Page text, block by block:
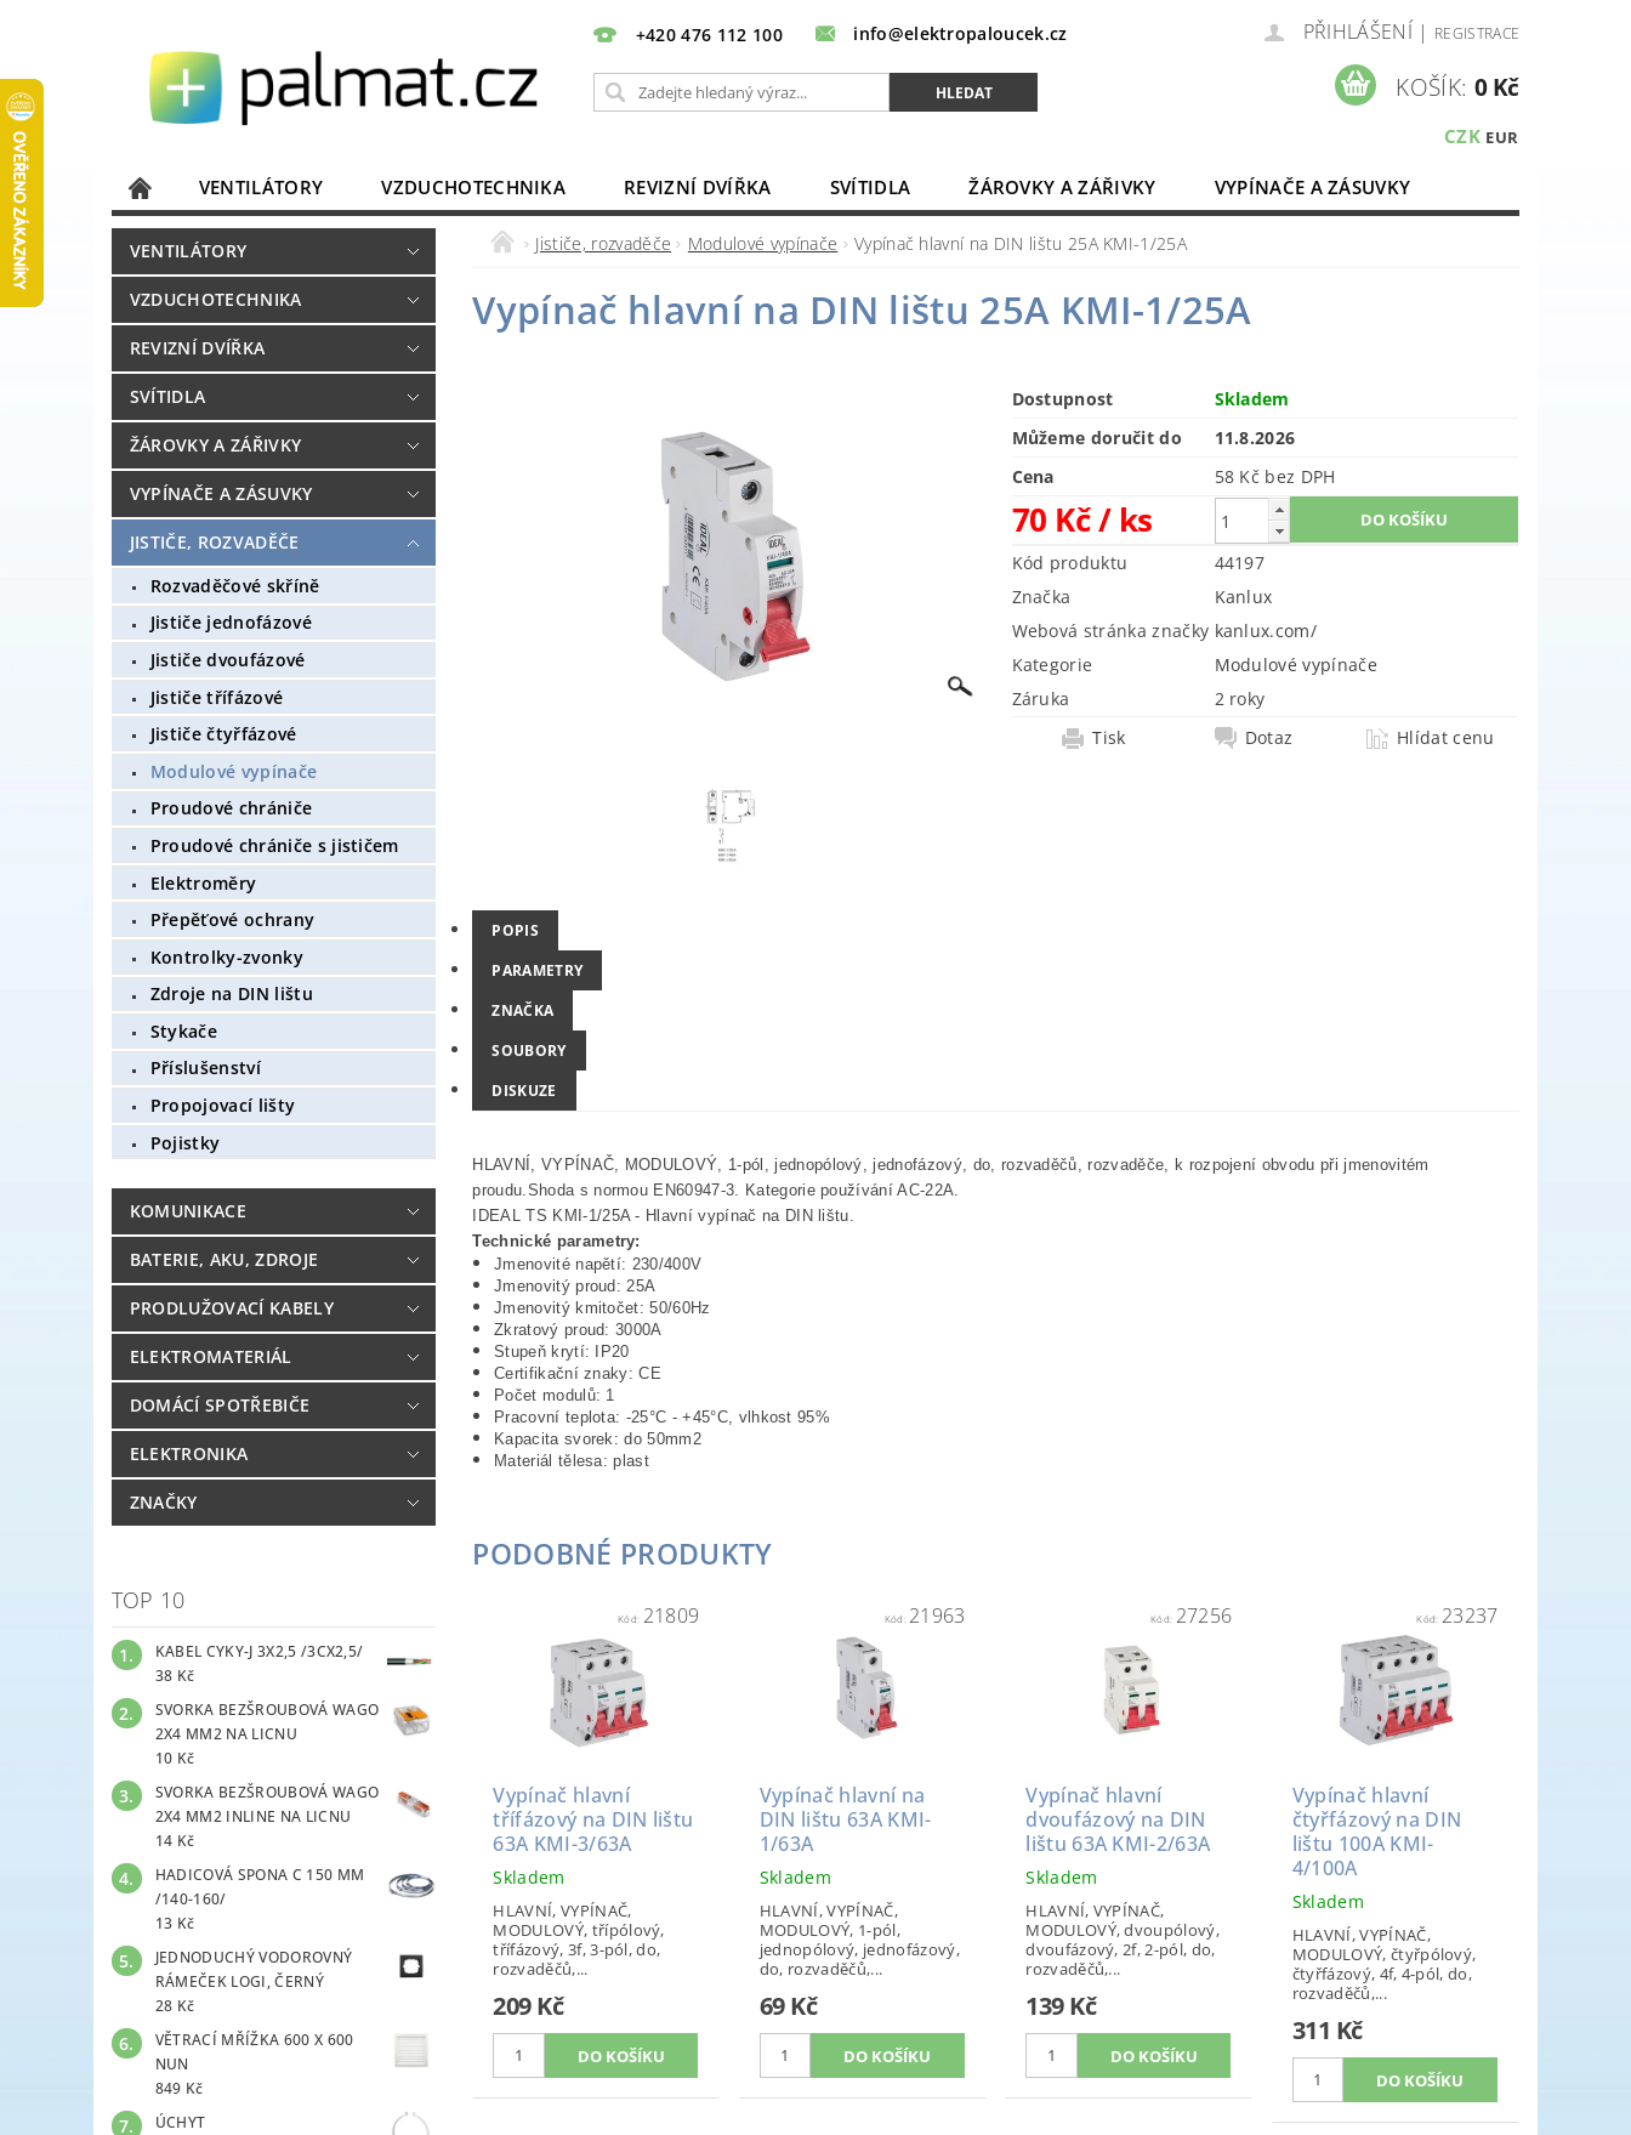
+420 476 112 100 info@elektropaloucek.cz PŘIHLÁŠENÍ | REGISTRACE
CZK EUR
KOŠÍK: 0 Kč
VENTILÁTORY VZDUCHOTECHNIKA REVIZNÍ DVÍŘKA SVÍTIDLA ŽÁROVKY A ZÁŘIVKY
VYPÍNAČE A ZÁSUVKY
JISTIČE, ROZVADĚČE
KOMUNIKACE
DOMÁCÍ SPOTŘEBIČE
ELEKTRONIKA
VENTILÁTORY
VZDUCHOTECHNIKA
REVIZNÍ DVÍŘKA
SVÍTIDLA
ŽÁROVKY A ZÁŘIVKY
VYPÍNAČE A ZÁSUVKY
JISTIČE, ROZVADĚČE
Rozvaděčové skříně
Jističe jednofázové
Jističe dvoufázové
Jističe třífázové
Jističe čtyřfázové
Modulové vypínače
Proudové chrániče
Proudové chrániče s jističem
Elektroměry
Přepěťové ochrany
Kontrolky-zvonky
Zdroje na DIN lištu
Stykače
Příslušenství
Propojovací lišty
Pojistky
KOMUNIKACE
BATERIE, AKU, ZDROJE
PRODLUŽOVACÍ KABELY
ELEKTROMATERIÁL
DOMÁCÍ SPOTŘEBIČE
ELEKTRONIKA
ZNAČKY
TOP 10
KABEL CYKY-J 3X2,5 /3CX2,5/
38 Kč
SVORKA BEZŠROUBOVÁ WAGO
2X4 MM2 NA LICNU
10 Kč
SVORKA BEZŠROUBOVÁ WAGO
2X4 MM2 INLINE NA LICNU
14 Kč
HADICOVÁ SPONA C 150 MM
/140-160/
13 Kč
JEDNODUCHÝ VODOROVNÝ
RÁMEČEK LOGI, ČERNÝ
28 Kč
VĚTRACÍ MŘÍŽKA 600 X 600
NUN
849 Kč
ÚCHYT
Jističe, rozvaděče Modulové vypínače Vypínač hlavní na DIN lištu 25A KMI-1/25A
Vypínač hlavní na DIN lištu 25A KMI-1/25A
Dostupnost
Skladem
Můžeme doručit do
11.8.2026
Cena
58 Kč bez DPH
70 Kč/ ks
Kód produktu
44197
Značka
Kanlux
Webová stránka značky kanlux.com/
Kategorie
Modulové vypínače
Záruka
2 roky
Tisk
Dotaz Hlídat cenu
POPIS
PARAMETRY
ZNAČKA
SOUBORY
DISKUZE
HLAVNÍ, VYPÍNAČ, MODULOVÝ, 1-pól, jednopólový, jednofázový, do, rozvaděčů, rozvaděče, k rozpojení obvodu při jmenovitém
proudu.Shoda s normou EN60947-3. Kategorie používání AC-22A.
IDEAL TS KMI-1/25A - Hlavní vypínač na DIN lištu.
Technické parametry:
Jmenovité napětí: 230/400V
Jmenovitý proud: 25A
Jmenovitý kmitočet: 50/60Hz
Zkratový proud: 3000A
Stupeň krytí: IP20
Certifikační znaky: CE
Počet modulů: 1
Pracovní teplota: -25°C - +45°C, vlhkost 95%
Kapacita svorek: do 50mm2
Materiál tělesa: plast
PODOBNÉ PRODUKTY
Kód: 21809
Vypínač hlavní
třífázový na DIN lištu
63A KMI-3/63A
Skladem
HLAVNÍ, VYPÍNAČ,
MODULOVÝ, třípólový,
třífázový, 3f, 3-pól, do,
rozvaděčů,...
209 Kč
Kód: 21963
Vypínač hlavní na
DIN lištu 63A KMI-
1/63A
Skladem
HLAVNÍ, VYPÍNAČ,
MODULOVÝ, 1-pól,
jednopólový, jednofázový,
do, rozvaděčů,...
69 Kč
Kód: 27256
Vypínač hlavní
dvoufázový na DIN
lištu 63A KMI-2/63A
Skladem
HLAVNÍ, VYPÍNAČ,
MODULOVÝ, dvoupólový,
dvoufázový, 2f, 2-pól, do,
rozvaděčů,...
139 Kč
Kód: 23237
Vypínač hlavní
čtyřfázový na DIN
lištu 100A KMI-
4/100A
Skladem
HLAVNÍ, VYPÍNAČ,
MODULOVÝ, čtyřpólový,
čtyřfázový, 4f, 4-pól, do,
rozvaděčů,...
311 Kč